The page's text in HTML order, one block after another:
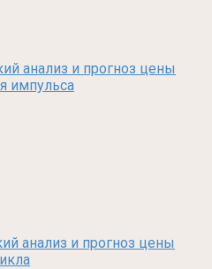
анализ и прогноз цены
импульса
анализ и прогноз цены